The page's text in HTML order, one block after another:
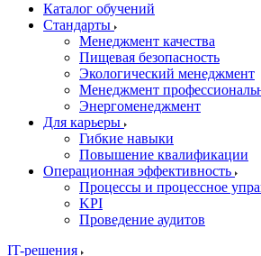
Каталог обучений
Стандарты
Менеджмент качества
Пищевая безопасность
Экологический менеджмент
Менеджмент
Энергоменеджмент
Для карьеры
Гибкие навыки
Повышение квалификации
Операционная эффективность
Процессы и процессное
KPI
Проведение аудитов
IT-решения